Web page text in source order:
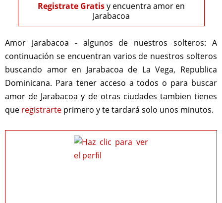
Registrate Gratisy encuentra amor en
Jarabacoa
Amor Jarabacoa - algunos de nuestros solteros: A
continuación se encuentran varios de nuestros solteros
buscando amor en Jarabacoa de La Vega, Republica
Dominicana. Para tener acceso a todos o para buscar
amor de Jarabacoa y de otras ciudades tambien tienes
que registrarte primero y te tardará solo unos minutos.